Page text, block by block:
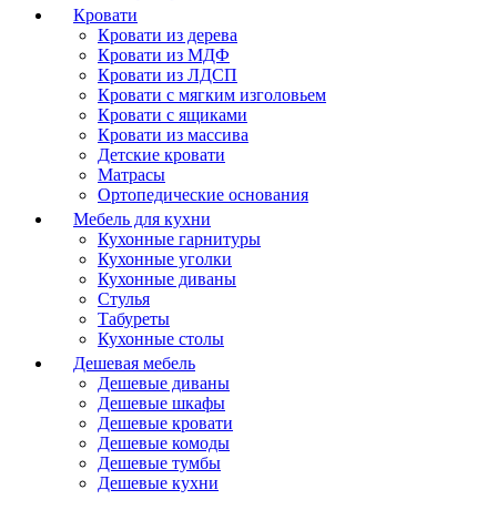
Кровати
Кровати из дерева
Кровати из МДФ
Кровати из ЛДСП
Кровати с мягким изголовьем
Кровати с ящиками
Кровати из массива
Детские кровати
Матрасы
Ортопедические основания
Мебель для кухни
Кухонные гарнитуры
Кухонные уголки
Кухонные диваны
Стулья
Табуреты
Кухонные столы
Дешевая мебель
Дешевые диваны
Дешевые шкафы
Дешевые кровати
Дешевые комоды
Дешевые тумбы
Дешевые кухни